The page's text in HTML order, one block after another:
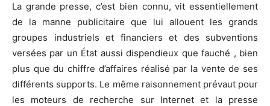
La grande presse, c’est bien connu, vit essentiellement
de la manne publicitaire que lui allouent les grands
groupes industriels et financiers et des subventions
versées par un État aussi dispendieux que fauché , bien
plus que du chiffre d’affaires réalisé par la vente de ses
différents supports. Le même raisonnement prévaut pour
les moteurs de recherche sur Internet et la presse